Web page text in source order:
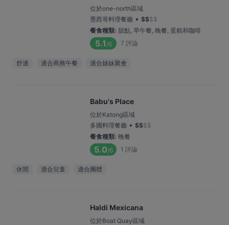
位於one-north區域
墨西哥料理餐廳 • $$$$
餐食種類: 甜點, 早午餐, 晚餐, 蛋糕和咖啡
5.1 /6 7 評論
舒適 適合商務午餐 適合姊妹聚會
Babu's Place
位於Katong區域
多國料理餐廳 • $$$$
餐食種類: 晚餐
5.0/6 1 評論
休閒 適合兒童 適合團體
Haldi Mexicana
位於Boat Quay區域